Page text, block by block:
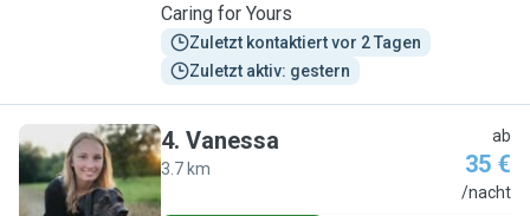
Caring for Yours
Zuletzt kontaktiert vor 2 Tagen
Zuletzt aktiv: gestern
V
4. Vanessa
3.7 km
ab
35 €
/nacht